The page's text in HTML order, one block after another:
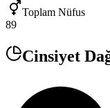
Toplam Nüfus
89
Cinsiyet